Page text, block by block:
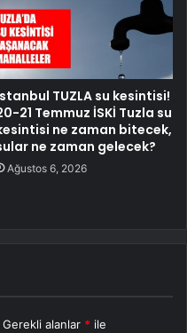
TUZLA su kesintisi!
21 Temmuz İSKİ Tuzla su
ne zaman bitecek,
ne zaman gelecek?
Ağustos 6, 2026
Gerekli alanlar * ile